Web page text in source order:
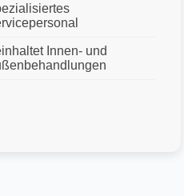
Innen- und